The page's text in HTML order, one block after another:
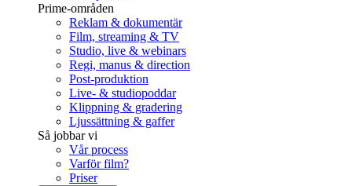
Prime-områden
Reklam & dokumentär
Film, streaming & TV
Studio, live & webinars
Regi, manus & direction
Post-produktion
Live- & studiopoddar
Klippning & gradering
Ljussättning & gaffer
Så jobbar vi
Vår process
Varför film?
Priser